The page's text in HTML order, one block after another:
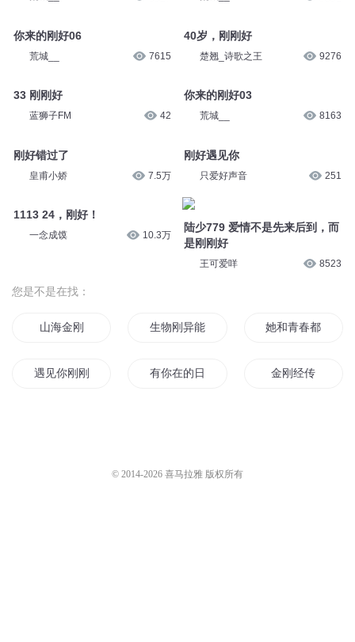
你来的刚好06
荒城__ 7615
33 刚刚好
蓝狮子FM 42
刚好错过了
皇甫小娇 7.5万
1113 24，刚好！
一念成馍 10.3万
40岁，刚刚好
楚翘_诗歌之王 9276
你来的刚好03
荒城__ 8163
刚好遇见你
只爱好声音 251
陆少779 爱情不是先来后到，而
是刚刚好
王可爱咩 8523
您是不是在找：
山海金刚 生物刚异能的女主你见过吗她和青春都刚好
遇见你刚刚好 有你在的日子刚刚好 金刚经传
© 2014-2026 喜马拉雅 版权所有